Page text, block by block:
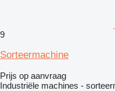
9
Sorteermachine
Prijs op aanvraag
Industriële machines -